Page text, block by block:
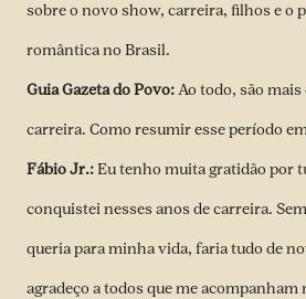
sobre o novo show, carreira, filhos e o
romântica no Brasil.
Guia Gazeta do Povo:Ao todo, são
carreira. Como resumir esse período
Fábio Jr.:Eu tenho muita gratidão por
conquistei nesses anos de carreira.
queria para minha vida, faria tudo de
agradeço a todos que me acompanham